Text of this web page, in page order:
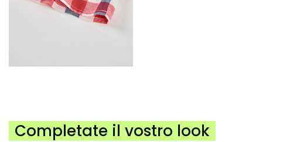
Completate il vostro look